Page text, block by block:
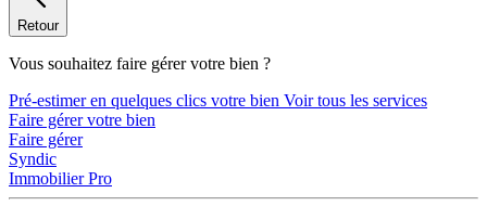
Retour
Vous souhaitez faire gérer votre bien ?
Pré-estimer en quelques clics votre bien Voir tous les services
Faire gérer votre bien
Faire gérer
Syndic
Immobilier Pro